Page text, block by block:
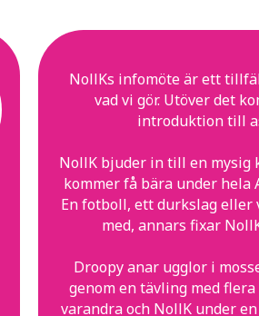
NollKs infomöte är ett
vad vi gör. Utöver det
introduktion till
NollK bjuder in till en mysig
kommer få bära under hela
En fotboll, ett durkslag eller
med, annars fixar
Droopy anar ugglor i
genom en tävling med
varandra och NollK under